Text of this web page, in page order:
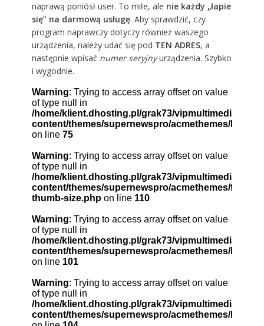
naprawą poniósł user. To miłe, ale nie każdy „łapie
się” na darmową usługę. Aby sprawdzić, czy
program naprawczy dotyczy również waszego
urządzenia, należy udać się pod TEN ADRES, a
następnie wpisać numer seryjnyurządzenia. Szybko
i wygodnie.